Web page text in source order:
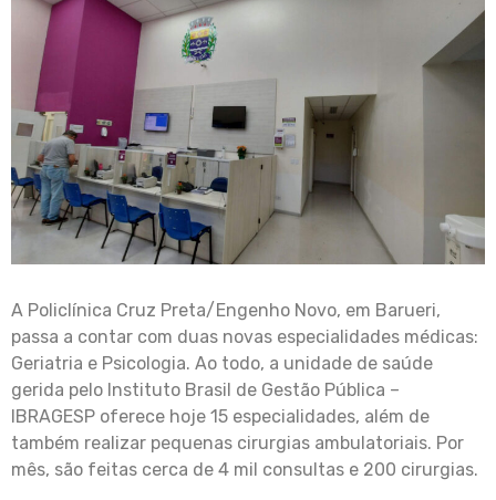
A Policlínica Cruz Preta/Engenho Novo, em Barueri,
passa a contar com duas novas especialidades médicas:
Geriatria e Psicologia. Ao todo, a unidade de saúde
gerida pelo Instituto Brasil de Gestão Pública –
IBRAGESP oferece hoje 15 especialidades, além de
também realizar pequenas cirurgias ambulatoriais. Por
mês, são feitas cerca de 4 mil consultas e 200 cirurgias.